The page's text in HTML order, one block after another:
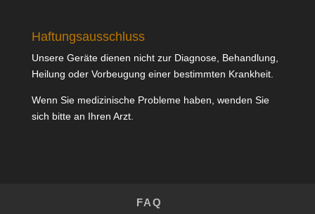
Haftungsausschluss
Unsere Geräte dienen nicht zur Diagnose, Behandlung,
Heilung oder Vorbeugung einer bestimmten Krankheit.
Wenn Sie medizinische Probleme haben, wenden Sie
sich bitte an Ihren Arzt.
FAQ